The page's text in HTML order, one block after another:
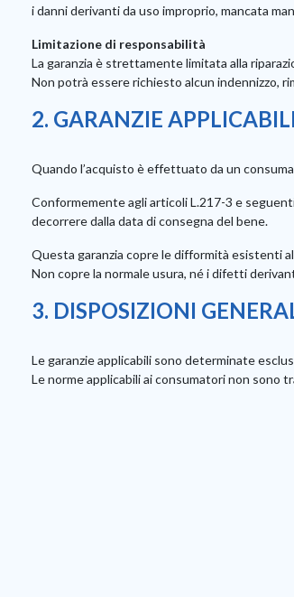
i danni derivanti da uso improprio, mancata
Limitazione di responsabilità
La garanzia è strettamente limitata alla
Non potrà essere richiesto alcun indennizzo,
2. GARANZIE
Quando l’acquisto è effettuato da un
Conformemente agli articoli L.217-3 e
decorrere dalla data di consegna del bene.
Questa garanzia copre le difformità esistenti
Non copre la normale usura, né i difetti
3. DISPOSIZIONI
Le garanzie applicabili sono determinate
Le norme applicabili ai consumatori non sono